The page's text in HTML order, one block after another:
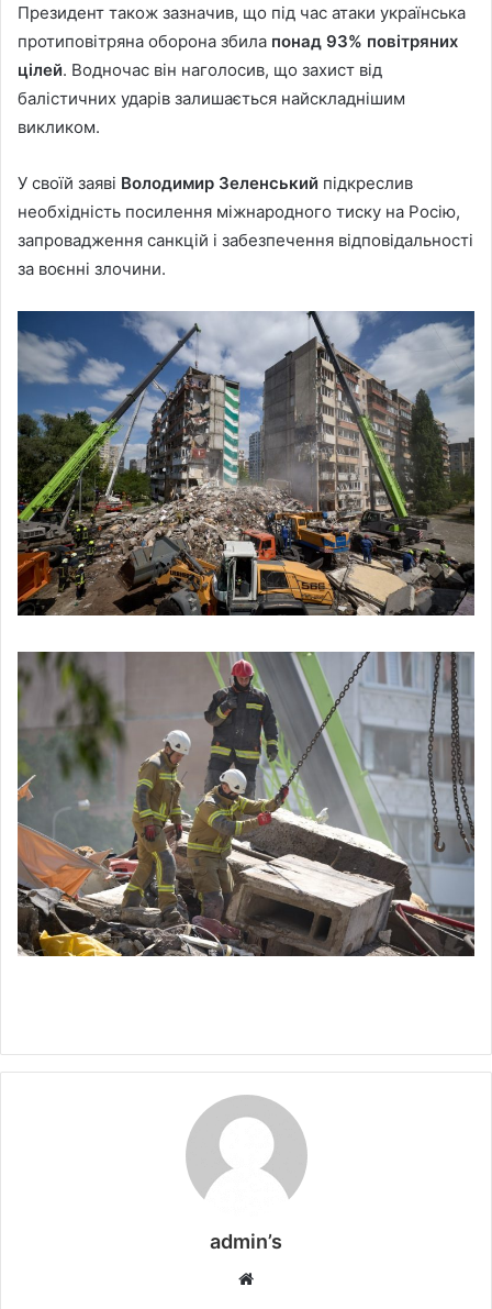
Президент також зазначив, що під час атаки українська
протиповітряна оборона збила понад 93% повітряних
цілей. Водночас він наголосив, що захист від
балістичних ударів залишається найскладнішим
викликом.
У своїй заяві Володимир Зеленський підкреслив
необхідність посилення міжнародного тиску на Росію,
запровадження санкцій і забезпечення відповідальності
за воєнні злочини.
admin’s